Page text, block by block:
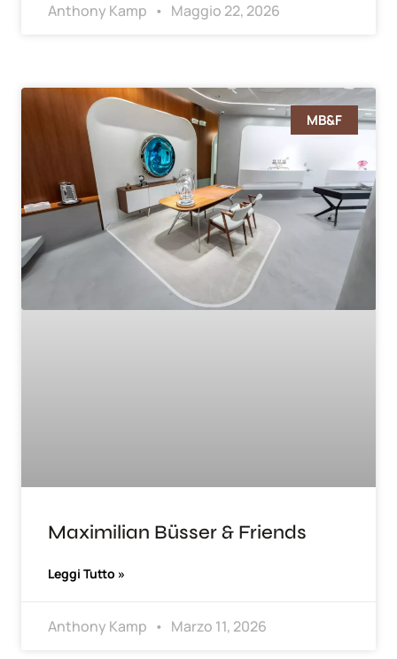
Anthony Kamp Maggio 22, 2026
MB&F
Maximilian Büsser & Friends
Leggi Tutto »
Anthony Kamp Marzo 11, 2026